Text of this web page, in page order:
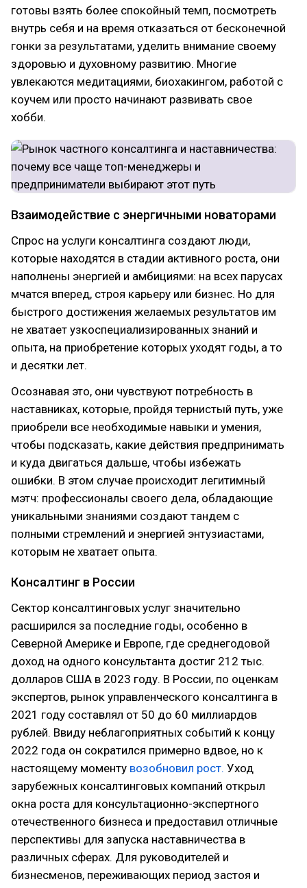
готовы взять более спокойный темп, посмотреть
внутрь себя и на время отказаться от бесконечной
гонки за результатами, уделить внимание своему
здоровью и духовному развитию. Многие
увлекаются медитациями, биохакингом, работой с
коучем или просто начинают развивать свое
хобби.
Взаимодействие с энергичными новаторами
Спрос на услуги консалтинга создают люди,
которые находятся в стадии активного роста, они
наполнены энергией и амбициями: на всех парусах
мчатся вперед, строя карьеру или бизнес. Но для
быстрого достижения желаемых результатов им
не хватает узкоспециализированных знаний и
опыта, на приобретение которых уходят годы, а то
и десятки лет.
Осознавая это, они чувствуют потребность в
наставниках, которые, пройдя тернистый путь, уже
приобрели все необходимые навыки и умения,
чтобы подсказать, какие действия предпринимать
и куда двигаться дальше, чтобы избежать
ошибки. В этом случае происходит легитимный
мэтч: профессионалы своего дела, обладающие
уникальными знаниями создают тандем с
полными стремлений и энергией энтузиастами,
которым не хватает опыта.
Консалтинг в России
Сектор консалтинговых услуг значительно
расширился за последние годы, особенно в
Северной Америке и Европе, где среднегодовой
доход на одного консультанта достиг 212 тыс.
долларов США в 2023 году. В России, по оценкам
экспертов, рынок управленческого консалтинга в
2021 году составлял от 50 до 60 миллиардов
рублей. Ввиду неблагоприятных событий к концу
2022 года он сократился примерно вдвое, но к
настоящему моменту возобновил рост. Уход
зарубежных консалтинговых компаний открыл
окна роста для консультационно-экспертного
отечественного бизнеса и предоставил отличные
перспективы для запуска наставничества в
различных сферах. Для руководителей и
бизнесменов, переживающих период застоя и